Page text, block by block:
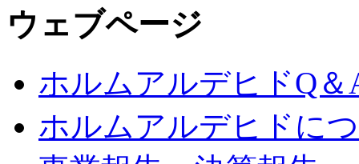
ウェブページ
ホルムアルデヒドQ＆
ホルムアルデヒドに